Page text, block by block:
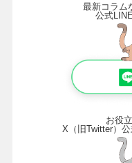
最新コラム
公式
お役
X（旧Twitter）